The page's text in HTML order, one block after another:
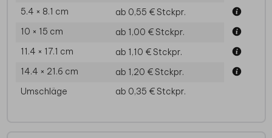
5.4 × 8.1 cm
ab 0,55 €Stckpr.
10 × 15 cm
ab 1,00 €Stckpr.
11.4 × 17.1 cm
ab 1,10 €Stckpr.
14.4 × 21.6 cm
ab 1,20 €Stckpr.
Umschläge
ab 0,35 €Stckpr.